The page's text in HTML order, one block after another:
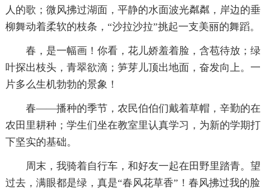
人的歌；微风拂过湖面，平静的水面波光粼粼，岸边的垂
柳舞动着柔软的枝条，“沙拉沙拉”挑起一支美丽的舞蹈。
春，是一幅画！你看，花儿娇羞着脸，含苞待放；绿
叶探出枝头，青翠欲滴；笋芽儿顶出地面，奋发向上。一
片多么生机勃勃的景象！
春——播种的季节，农民伯伯们戴着草帽，辛勤的在
农田里耕种；学生们坐在教室里认真学习，为新的学期打
下坚实的基础。
周末，我骑着自行车，和好友一起在田野里踏青。望
过去，满眼都是绿，真是“春风花草香”！春风拂过我的脸